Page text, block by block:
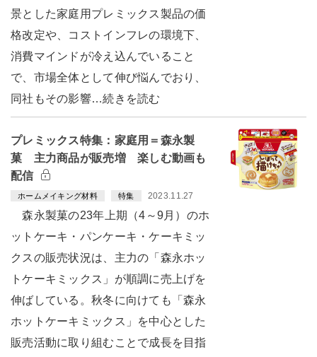
景とした家庭用プレミックス製品の価
格改定や、コストインフレの環境下、
消費マインドが冷え込んでいること
で、市場全体として伸び悩んでおり、
同社もその影響…続きを読む
プレミックス特集：家庭用＝森永製
菓 主力商品が販売増 楽しむ動画も
配信
ホームメイキング材料 特集 2023.11.27
森永製菓の23年上期（4～9月）のホ
ットケーキ・パンケーキ・ケーキミッ
クスの販売状況は、主力の「森永ホッ
トケーキミックス」が順調に売上げを
伸ばしている。秋冬に向けても「森永
ホットケーキミックス」を中心とした
販売活動に取り組むことで成長を目指